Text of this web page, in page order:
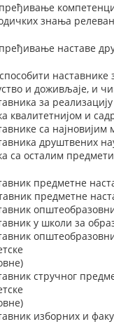
знања
наставе
наставнике
и доживљаје, и
за
квалитетнијом и
са
друштвених
са осталим
предметне
предметне
у школи за
стручног
изборних и